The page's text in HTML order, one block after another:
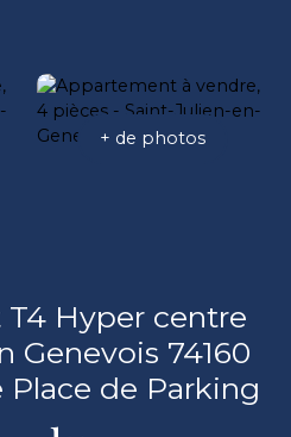
+ de photos
Hyper centre
Genevois 74160
Place de Parking